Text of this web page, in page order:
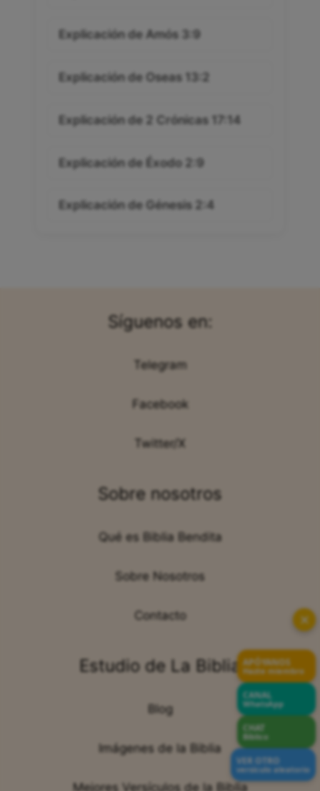
Explicación de Amós 3:9
Explicación de Oseas 13:2
Explicación de 2 Crónicas 17:14
Explicación de Éxodo 2:9
Explicación de Génesis 2:4
Síguenos en:
Telegram
Facebook
Twitter/X
Sobre nosotros
Qué es Biblia Bendita
Sobre Nosotros
Contacto
Estudio de La Biblia
Blog
Imágenes de la Biblia
Mejores Versículos de la Biblia
✕
APÓYANOS
Hazte miembro
CANAL
WhatsApp
CHAT
Bíblico
VER OTRO
versículo aleatorio